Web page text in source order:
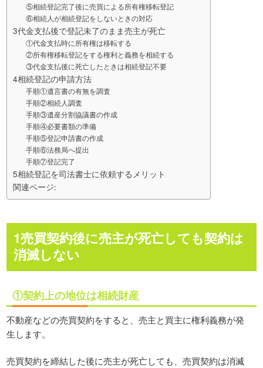
⑤相続登記完了後に売買による所有権移転登記
⑥相続人が相続登記をしないときの対応
3代金支払後で登記未了のまま売主が死亡
①代金支払時に所有権は移転する
②所有権移転登記をする権利と義務を相続する
③代金支払後に死亡したときは相続登記不要
4相続登記の申請方法
手順①遺言書の有無を調査
手順②相続人調査
手順③遺産分割協議書の作成
手順④必要書類の準備
手順⑤登記申請書の作成
手順⑥法務局へ提出
手順⑦登記完了
5相続登記を司法書士に依頼するメリット
関連ページ:
1売買契約後に売主が死亡しても契約は
消滅しない
①契約上の地位は相続財産
不動産などの売買契約をすると、売主と買主に権利義務が発
生します。
売買契約を締結した後に売主が死亡しても、売買契約は消滅